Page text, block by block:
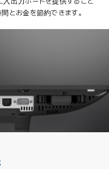
とお金を節約できます。